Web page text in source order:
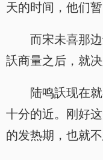
天的时间，他们
而宋未喜那
訞商量之后，就
陆鸣訞现在
十分的近。刚好
的发热期，也就